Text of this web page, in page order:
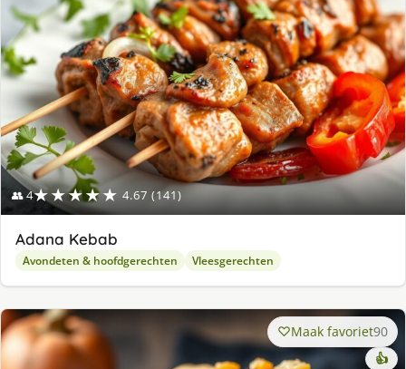
👥 4★★★★★ 4.67 (141)
Adana Kebab
Avondeten & hoofdgerechten Vleesgerechten
Maak favoriet90
👍